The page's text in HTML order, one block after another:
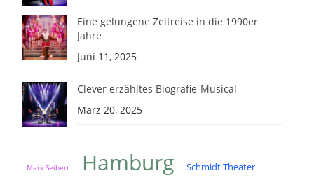
Eine gelungene Zeitreise in die 1990er
Jahre
Juni 11, 2025
Clever erzähltes Biografie-Musical
März 20, 2025
Mark Seibert Hamburg Schmidt Theater